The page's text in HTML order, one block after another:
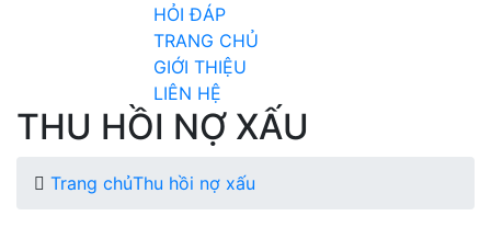
HỎI ĐÁP
TRANG CHỦ
GIỚI THIỆU
LIÊN HỆ
THU HỒI NỢ XẤU
Trang chủThu hồi nợ xấu